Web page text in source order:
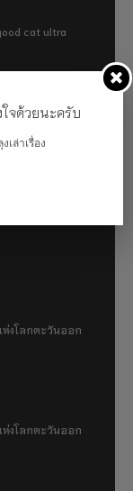
cat ultra
ห่งโลกตะวันออก
ห่งโลกตะวันออก
ใจด้วยนะครับ